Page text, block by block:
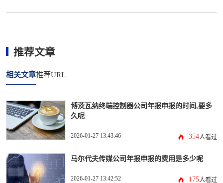
推荐文章
相关文章推荐URL
博茨瓦纳终端控制器公司年报申报的时间,要多
久呢
2026-01-27 13:43:46 354人看过
马尔代夫传媒公司年报申报的费用是多少呢
2026-01-27 13:42:52 175人看过